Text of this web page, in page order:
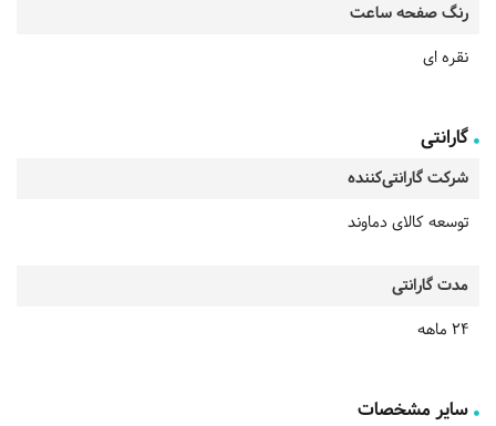
رنگ صفحه ساعت
نقره ای
گارانتی
شرکت گارانتی‌کننده
توسعه کالای دماوند
مدت گارانتی
24 ماهه
سایر مشخصات